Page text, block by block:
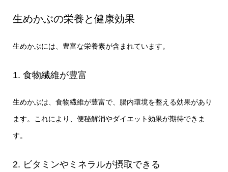
生めかぶの栄養と健康効果
生めかぶには、豊富な栄養素が含まれています。
1. 食物繊維が豊富
生めかぶは、食物繊維が豊富で、腸内環境を整える効果があり
ます。これにより、便秘解消やダイエット効果が期待できま
す。
2. ビタミンやミネラルが摂取できる